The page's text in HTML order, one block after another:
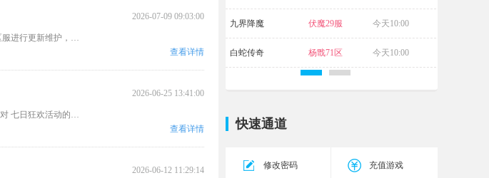
2026-07-09 09:03:00
亲爱的玩家: 为了给您带来更加丰富的游戏内容，让您拥有更加完美的游戏体验，我们将在以下时间对全部区服进行更新维护，具体将视
查看详情
2026-06-25 13:41:00
亲爱的主公： 为了优化游戏内活动配置，我们将于 6月25日上午9点30分进行一次不停服更新 ; 本次更新将会对 七日狂欢活动的第5天
查看详情
2026-06-12 11:29:14
九界降魔 伏魔29服 今天10:00
白蛇传奇 杨戬71区 今天10:00
快速通道
修改密码 充值游戏